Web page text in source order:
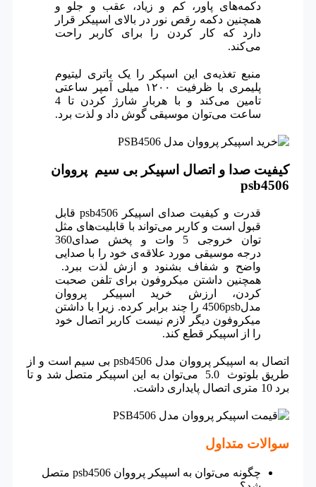
دکمه‌های پاور، کم و زیاد، عقب و جلو و
همچنین دکمه رقص نور در بالای اسپیکر قرار
دارد که کار کردن را برای کاربر راحت
می‌کند.
منبع تغذیه‌ی این اسپکر را یک باتری لیتیوم
پلیمری با ظرفیت ۱۲۰۰ میلی آمپر ساعتی
تامین می‌کند و با هربار شارژ کردن تا 4
ساعت می‌توان موسیقی گوش داد و لذت برد.
کیفیت صدا و اتصال اسپیکر بی سیم پرووان
psb4506
قدرت و کیفیت صدای اسپیکر psb4506 قابل
قبول است و کاربر می‌تواند با قابلیت‌های مثل
توان خروجی 5 وات و پخش صدای360
درجه موسیقی مورد علاقه‌ی خود را با صدایی
واضح و شفاف بشنود و ازش لذت ببرد.
همچنین داشتن میکروفون برای تلفن صحبت
کردن، ارزش خرید اسپیکر پرووان
مدل4506psb را چند برابر کرده. زیرا با داشتن
میکروفون دیگر لازم نیست کاربر اتصال خود
را از اسپیکر قطع کند.
اتصال به اسپیکر پرووان مدل psb4506 بی سیم است و از
طریق بلوتوث 5.0 می‌توان به این اسپیکر متصل شد و تا
برد 10 متری اتصال پایداری داشت.
سوالات متداول
چگونه می‌توان به اسپیکر پرووان psb4506 متصل